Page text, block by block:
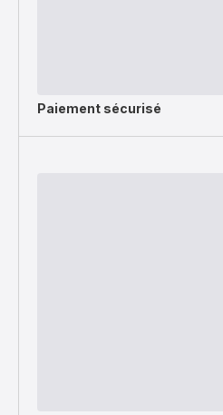
Paiement sécurisé